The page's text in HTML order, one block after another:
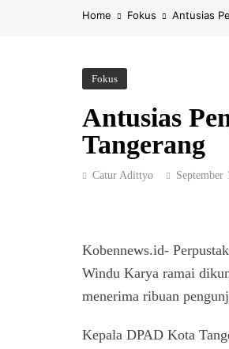
Home Fokus Antusias
Fokus
Antusias
Tangerang
Catur Adittyo September
Kobennews.id-
Windu Karya ramai
menerima ribuan
Kepala DPAD Kota